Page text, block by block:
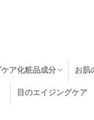
ア化粧品成分
ア化粧品(成分)
カン
導体
品成分
お肌
エイ
ター
皮下
表皮
真皮
表皮
女性
その他
目のエイジングケア